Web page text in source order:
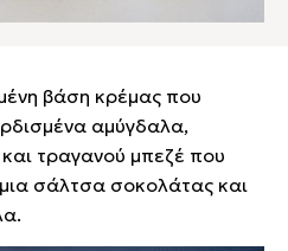
βάση κρέμας που
αμύγδαλα,
τραγανού μπεζέ που
σάλτσα σοκολάτας και